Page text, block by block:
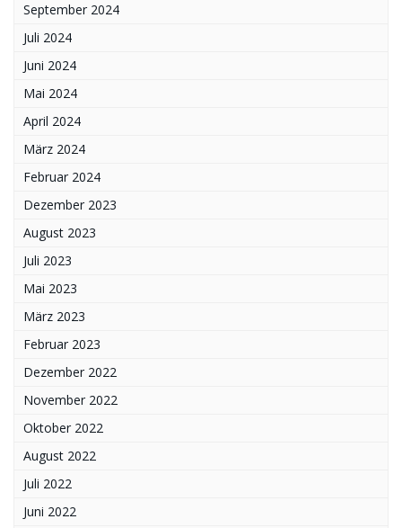
September 2024
Juli 2024
Juni 2024
Mai 2024
April 2024
März 2024
Februar 2024
Dezember 2023
August 2023
Juli 2023
Mai 2023
März 2023
Februar 2023
Dezember 2022
November 2022
Oktober 2022
August 2022
Juli 2022
Juni 2022